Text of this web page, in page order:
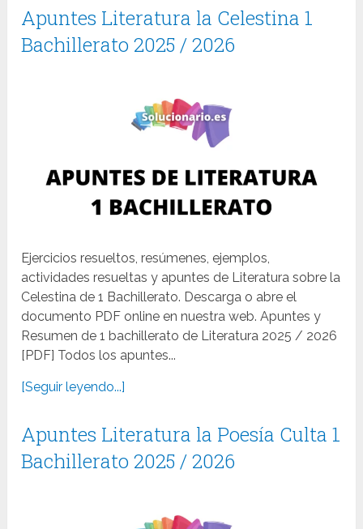
Apuntes Literatura la Celestina 1
Bachillerato 2025 / 2026
Ejercicios resueltos, resúmenes, ejemplos,
actividades resueltas y apuntes de Literatura sobre la
Celestina de 1 Bachillerato. Descarga o abre el
documento PDF online en nuestra web. Apuntes y
Resumen de 1 bachillerato de Literatura 2025 / 2026
[PDF] Todos los apuntes...
[Seguir leyendo...]
Apuntes Literatura la Poesía Culta 1
Bachillerato 2025 / 2026